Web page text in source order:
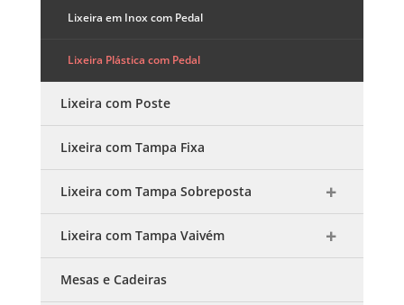
Lixeira em Inox com Pedal
Lixeira Plástica com Pedal
Lixeira com Poste
Lixeira com Tampa Fixa
Lixeira com Tampa Sobreposta
Lixeira com Tampa Vaivém
Mesas e Cadeiras